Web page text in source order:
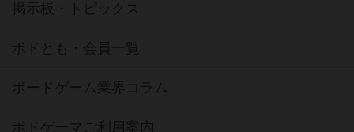
掲示板・トピックス
ボドとも・会員一覧
ボードゲーム業界コラム
ボドゲーマご利用案内